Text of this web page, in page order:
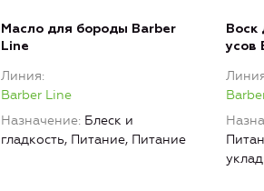
Масло для бороды Barber
Line
Линия
Barber Line
Назначение Блеск и
гладкость, Питание, Питание
Воск
усов